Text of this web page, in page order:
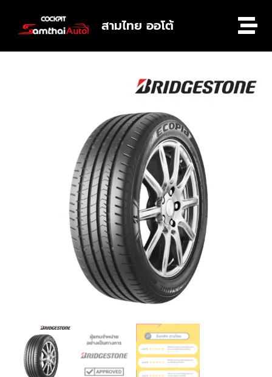
สามไทย ออโต้